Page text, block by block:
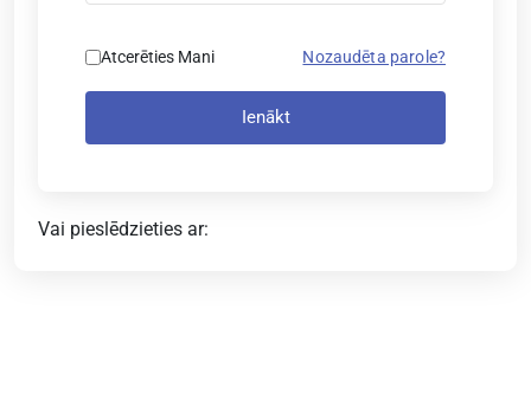
Atcerēties Mani Nozaudēta parole?
Ienākt
Vai pieslēdzieties ar: